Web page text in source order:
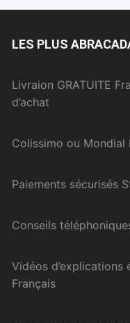
LES PLUS
Livraion GRATUITE
d’achat
Colissimo ou Mondial
Paiements sécurisés
Conseils
Vidéos d’explications
Français